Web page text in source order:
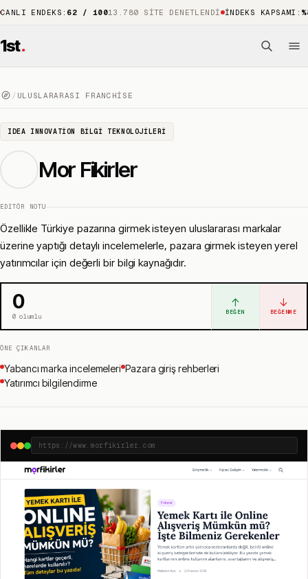
:62 / 100 13.780 SITE DENETLENDI İNDEKS KAPSAMI:%88
1st.
/ ULUSLARARASI FRANCHISE
IDEA INNOVATION BILGI TEKNOLOJILERI
Mor Fikirler
EDITÖR NOTU
Özellikle Türkiye pazarına girmek isteyen uluslararası markalar
üzerine yaptığı detaylı incelemelerle, pazara girmek isteyen yerel
yatırımcılar için değerli bir bilgi kaynağıdır.
0
0olumlu
↑
BEĞEN
↓
BEĞENME
ÖNE ÇIKANLAR
Yabancı marka incelemeleri Pazara giriş rehberleri
Yatırımcı bilgilendirme
https://www.morfikirler.com